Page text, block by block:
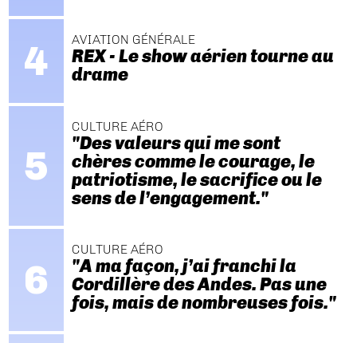
AVIATION GÉNÉRALE
REX - Le show aérien tourne au
drame
CULTURE AÉRO
"Des valeurs qui me sont
chères comme le courage, le
patriotisme, le sacrifice ou le
sens de l’engagement."
CULTURE AÉRO
"A ma façon, j’ai franchi la
Cordillère des Andes. Pas une
fois, mais de nombreuses fois."